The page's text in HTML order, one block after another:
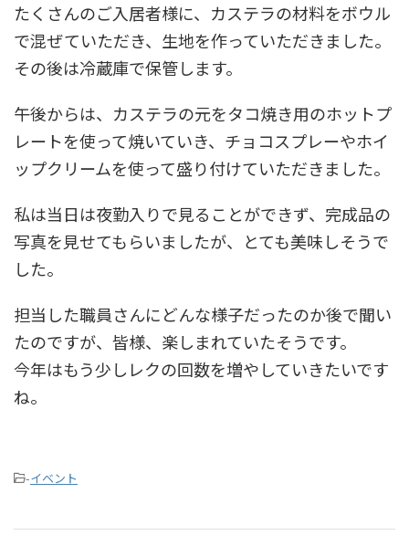
たくさんのご入居者様に、カステラの材料をボウル
で混ぜていただき、生地を作っていただきました。
その後は冷蔵庫で保管します。
午後からは、カステラの元をタコ焼き用のホットプ
レートを使って焼いていき、チョコスプレーやホイ
ップクリームを使って盛り付けていただきました。
私は当日は夜勤入りで見ることができず、完成品の
写真を見せてもらいましたが、とても美味しそうで
した。
担当した職員さんにどんな様子だったのか後で聞い
たのですが、皆様、楽しまれていたそうです。
今年はもう少しレクの回数を増やしていきたいです
ね。
-イベント